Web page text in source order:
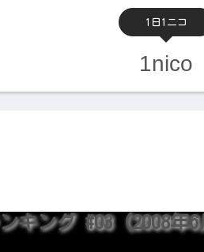
1日1ニコ
1nico
キング #03 (2008年6